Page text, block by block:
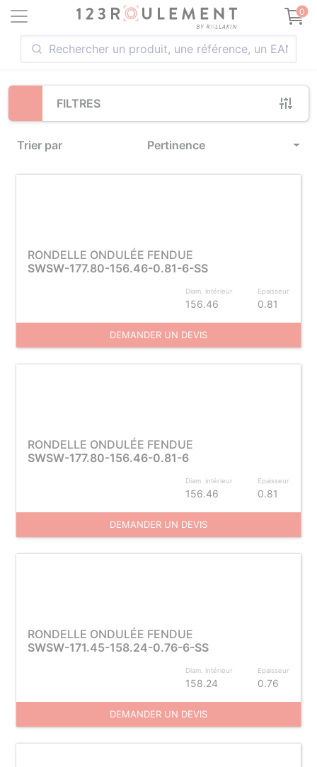
0
FILTRES
Trier par Pertinence
Loading...
RONDELLE ONDULÉE FENDUE
SWSW-177.80-156.46-0.81-6-SS
Diam. intérieur
156.46
Epaisseur
0.81
DEMANDER UN DEVIS
RONDELLE ONDULÉE FENDUE
SWSW-177.80-156.46-0.81-6
Diam. intérieur
156.46
Epaisseur
0.81
DEMANDER UN DEVIS
RONDELLE ONDULÉE FENDUE
SWSW-171.45-158.24-0.76-6-SS
Diam. intérieur
158.24
Epaisseur
0.76
DEMANDER UN DEVIS